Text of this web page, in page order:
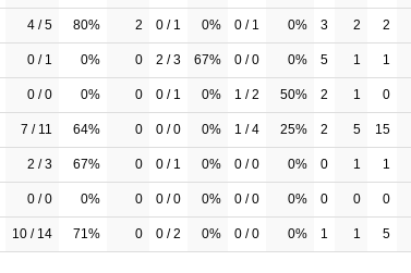
4 / 5 80% 2 0 / 1 0% 0 / 1 0% 3 2 2
0 / 1 0% 0 2 / 3 67% 0 / 0 0% 5 1 1
0 / 0 0% 0 0 / 1 0% 1 / 2 50% 2 1 0
7 / 11 64% 0 0 / 0 0% 1 / 4 25% 2 5 15
2 / 3 67% 0 0 / 1 0% 0 / 0 0% 0 1 1
0 / 0 0% 0 0 / 0 0% 0 / 0 0% 0 0 0
10 / 14 71% 0 0 / 2 0% 0 / 0 0% 1 1 5